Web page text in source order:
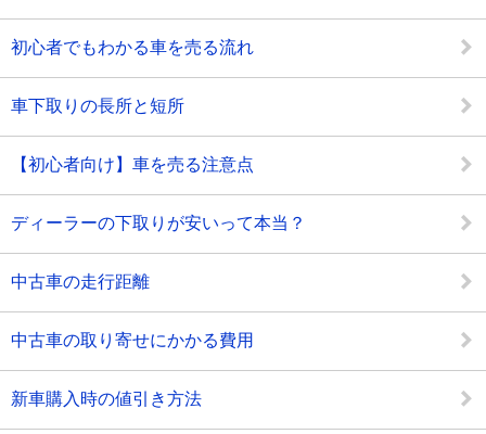
初心者でもわかる車を売る流れ
車下取りの長所と短所
【初心者向け】車を売る注意点
ディーラーの下取りが安いって本当？
中古車の走行距離
中古車の取り寄せにかかる費用
新車購入時の値引き方法